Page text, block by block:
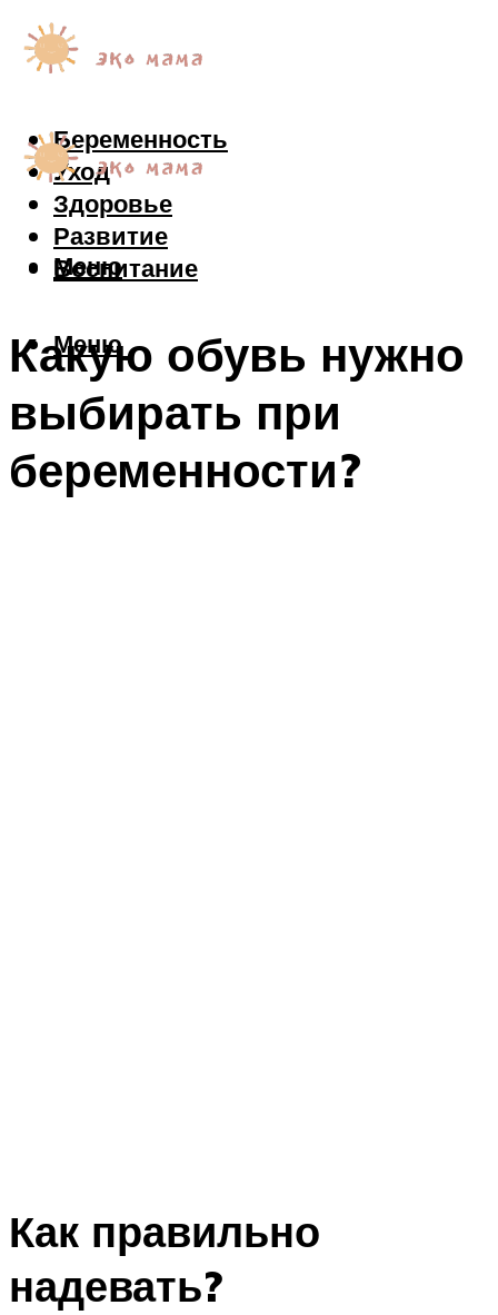
Беременность
Уход
Здоровье
Развитие
Воспитание
Меню
Меню
Какую обувь нужно
выбирать при
беременности?
Как правильно
надевать?